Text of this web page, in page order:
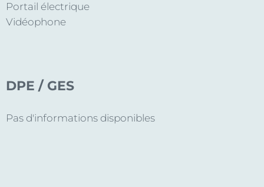
Portail électrique
Vidéophone
DPE / GES
Pas d'informations disponibles